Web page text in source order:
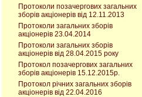
Протоколи позачергових загальних
зборів акціонерів від 12.11.2013
Протоколи загальних зборів
акціонерів 23.04.2014
Протоколи загальних зборів
акціонерів від 28.04.2015 року
Протокол позачергових загальних
зборів акціонерів 15.12.2015р.
Протокол річних загальних зборів
акціонерів від 22.04.2016